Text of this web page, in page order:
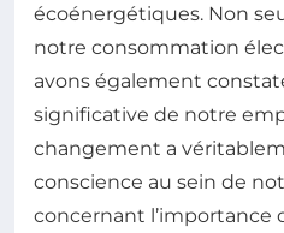
écoénergétiques. Non
notre consommation
avons également
significative de notre
changement a
conscience au sein de
concernant l’importance